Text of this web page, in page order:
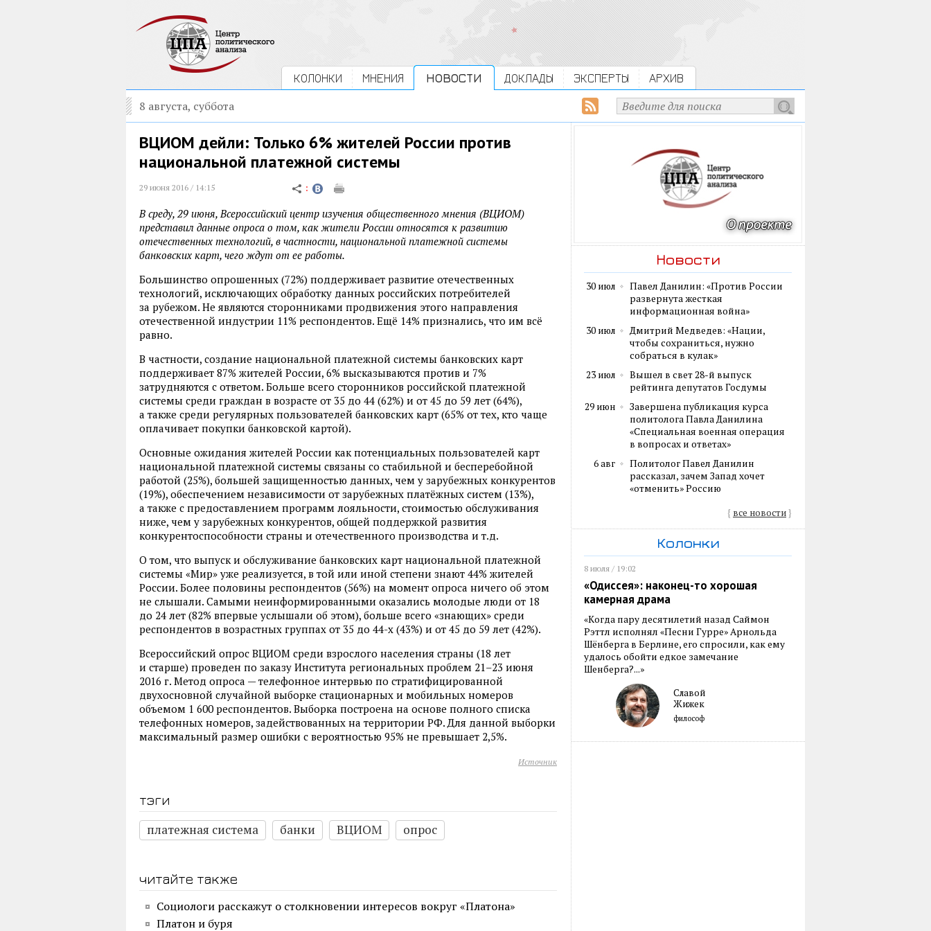
КОЛОНКИ МНЕНИЯ НОВОСТИ ДОКЛАДЫ ЭКСПЕРТЫ АРХИВ
8 августа, суббота
ВЦИОМ дейли: Только 6% жителей России против
национальной платежной системы
29 июня 2016 / 14:15
В среду, 29 июня, Всероссийский центр изучения общественного мнения (ВЦИОМ)
представил данные опроса о том, как жители России относятся к развитию
отечественных технологий, в частности, национальной платежной системы
банковских карт, чего ждут от ее работы.
Большинство опрошенных (72%) поддерживает развитие отечественных
технологий, исключающих обработку данных российских потребителей
за рубежом. Не являются сторонниками продвижения этого направления
отечественной индустрии 11% респондентов. Ещё 14% признались, что им всё
равно.
В частности, создание национальной платежной системы банковских карт
поддерживает 87% жителей России, 6% высказываются против и 7%
затрудняются с ответом. Больше всего сторонников российской платежной
системы среди граждан в возрасте от 35 до 44 (62%) и от 45 до 59 лет (64%),
а также среди регулярных пользователей банковских карт (65% от тех, кто чаще
оплачивает покупки банковской картой).
Основные ожидания жителей России как потенциальных пользователей карт
национальной платежной системы связаны со стабильной и бесперебойной
работой (25%), большей защищенностью данных, чем у зарубежных конкурентов
(19%), обеспечением независимости от зарубежных платёжных систем (13%),
а также с предоставлением программ лояльности, стоимостью обслуживания
ниже, чем у зарубежных конкурентов, общей поддержкой развития
конкурентоспособности страны и отечественного производства и т.д.
О том, что выпуск и обслуживание банковских карт национальной платежной
системы «Мир» уже реализуется, в той или иной степени знают 44% жителей
России. Более половины респондентов (56%) на момент опроса ничего об этом
не слышали. Самыми неинформированными оказались молодые люди от 18
до 24 лет (82% впервые услышали об этом), больше всего «знающих» среди
респондентов в возрастных группах от 35 до 44-х (43%) и от 45 до 59 лет (42%).
Всероссийский опрос ВЦИОМ среди взрослого населения страны (18 лет
и старше) проведен по заказу Института региональных проблем 21–23 июня
2016 г. Метод опроса — телефонное интервью по стратифицированной
двухосновной случайной выборке стационарных и мобильных номеров
объемом 1 600 респондентов. Выборка построена на основе полного списка
телефонных номеров, задействованных на территории РФ. Для данной выборки
максимальный размер ошибки с вероятностью 95% не превышает 2,5%.
Источник
тэги
платежная система
банки ВЦИОМ опрос
читайте также
Социологи расскажут о столкновении интересов вокруг «Платона»
Платон и буря
Новости
30 июл
Павел Данилин: «Против России
развернута жесткая
информационная война»
30 июл
Дмитрий Медведев: «Нации,
чтобы сохраниться, нужно
собраться в кулак»
23 июл
Вышел в свет 28-й выпуск
рейтинга депутатов Госдумы
29 июн
Завершена публикация курса
политолога Павла Данилина
«Специальная военная операция
в вопросах и ответах»
6 авг
Политолог Павел Данилин
рассказал, зачем Запад хочет
«отменить» Россию
{ все новости}
Колонки
8 июля / 19:02
«Одиссея»: наконец-то хорошая
камерная драма
«Когда пару десятилетий назад Саймон
Рэттл исполнял «Песни Гурре» Арнольда
Шёнберга в Берлине, его спросили, как ему
удалось обойти едкое замечание
Шенберга?...»
Славой
Жижек
философ